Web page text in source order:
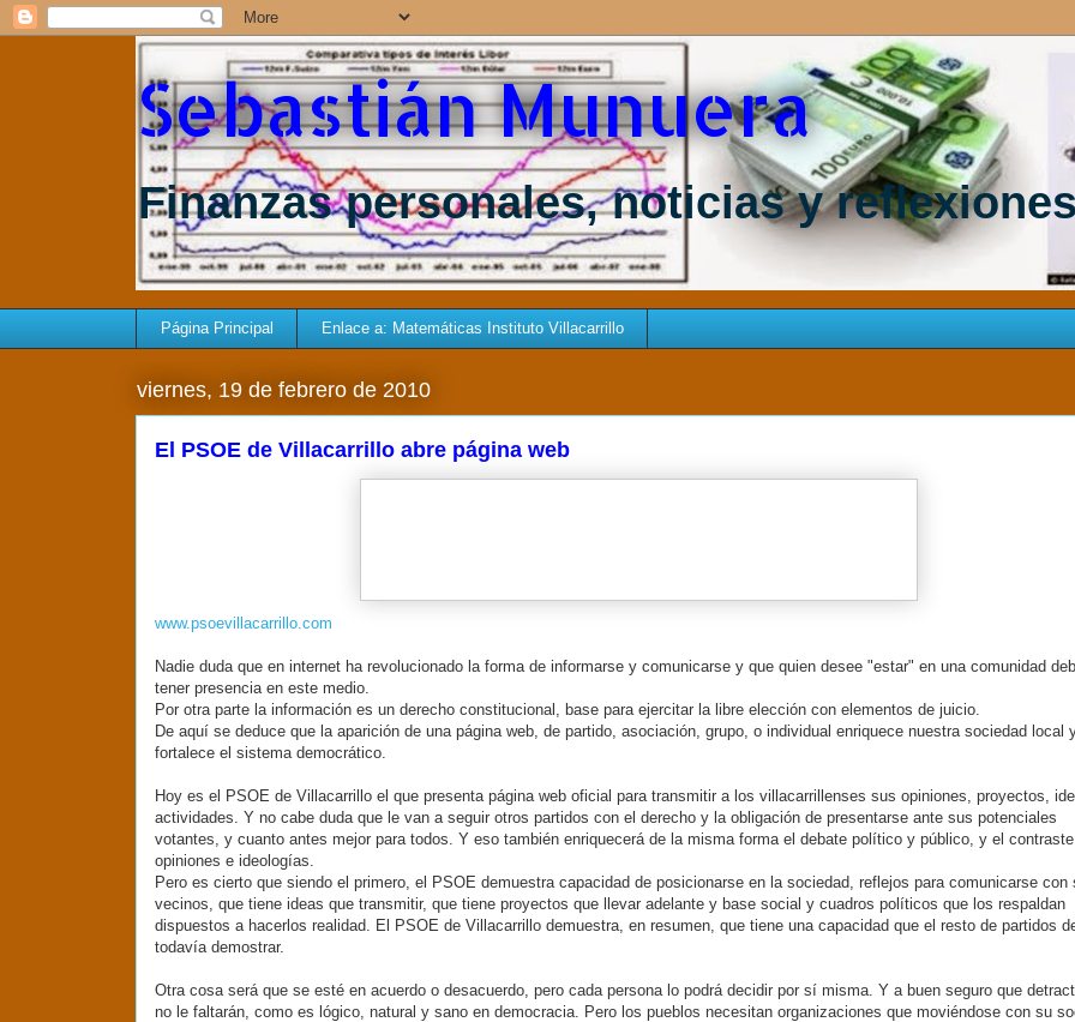
Sebastián Munuera
Finanzas personales, noticias y reflexiones
Página Principal Enlace a: Matemáticas Instituto Villacarrillo
viernes, 19 de febrero de 2010
El PSOE de Villacarrillo abre página web
www.psoevillacarrillo.com
Nadie duda que en internet ha revolucionado la forma de informarse y comunicarse y que quien desee "estar" en una comunidad
tener presencia en este medio.
Por otra parte la información es un derecho constitucional, base para ejercitar la libre elección con elementos de juicio.
De aquí se deduce que la aparición de una página web , de partido, asociación, grupo, o individual enriquece nuestra sociedad local
fortalece el sistema democrático.
Hoy es el PSOE de Villacarrillo el que presenta página web oficial para transmitir a los villacarrillenses sus opiniones, proyectos,
actividades. Y no cabe duda que le van a seguir otros partidos con el derecho y la obligación de presentarse ante sus potenciales
votantes, y cuanto antes mejor para todos. Y eso también enriquecerá de la misma forma el debate político y público, y el
opiniones e ideologías.
Pero es cierto que siendo el primero, el PSOE demuestra capacidad de posicionarse en la sociedad, reflejos para comunicarse con
vecinos, que tiene ideas que transmitir, que tiene proyectos que llevar adelante y base social y cuadros políticos que los respaldan
dispuestos a hacerlos realidad. El PSOE de Villacarrillo demuestra, en resumen, que tiene una capacidad que el resto de partidos
todavía demostrar.
Otra cosa será que se esté en acuerdo o desacuerdo, pero cada persona lo podrá decidir por sí misma. Y a buen seguro que
no le faltarán, como es lógico, natural y sano en democracia. Pero los pueblos necesitan organizaciones que moviéndose con su